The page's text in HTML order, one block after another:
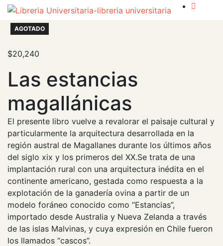
AGOTADO
$20,240
Las estancias
magallánicas
El presente libro vuelve a revalorar el paisaje cultural y
particularmente la arquitectura desarrollada en la
región austral de Magallanes durante los últimos años
del siglo xix y los primeros del XX.Se trata de una
implantación rural con una arquitectura inédita en el
continente americano, gestada como respuesta a la
explotación de la ganadería ovina a partir de un
modelo foráneo conocido como “Estancias”,
importado desde Australia y Nueva Zelanda a través
de las islas Malvinas, y cuya expresión en Chile fueron
los llamados “cascos”.